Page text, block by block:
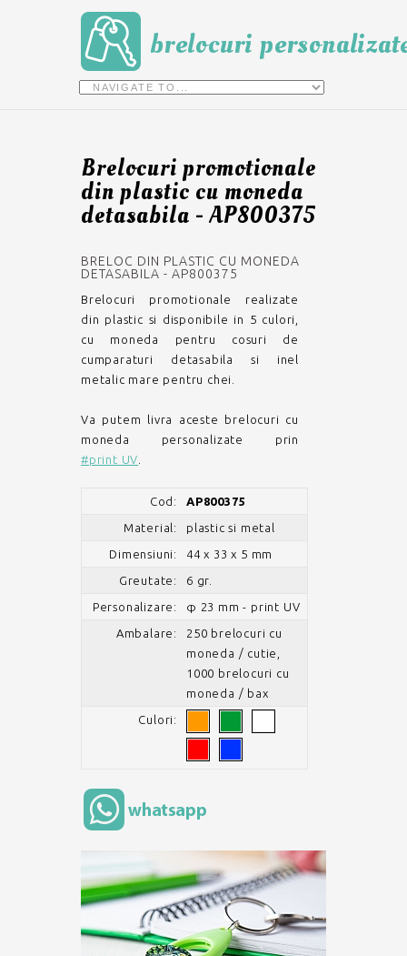
brelocuri
Brelocuri promotionale
din plastic cu moneda
detasabila - AP800375
BRELOC DIN PLASTIC CU MONEDA
DETASABILA - AP800375
Brelocuri promotionale realizate
din plastic si disponibile in 5 culori,
cu moneda pentru cosuri de
cumparaturi detasabila si inel
metalic mare pentru chei.
Va putem livra aceste brelocuri cu
moneda personalizate prin
#print UV
Cod: AP800375
Material: plastic si metal
Dimensiuni: 44 x 33 x 5 mm
Greutate: 6 gr.
Personalizare: φ 23 mm - print UV
Ambalare:
250 brelocuri cu
moneda / cutie,
1000 brelocuri cu
moneda / bax
Culori: